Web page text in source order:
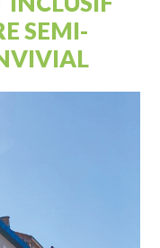
SEMI-